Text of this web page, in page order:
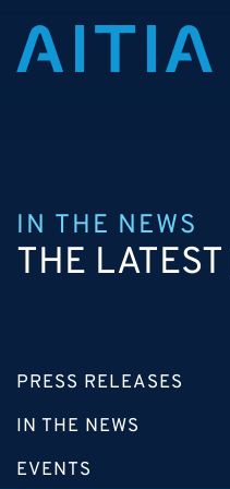
IN THE NEWS
THE
PRESS RELEASES
IN THE NEWS
EVENTS